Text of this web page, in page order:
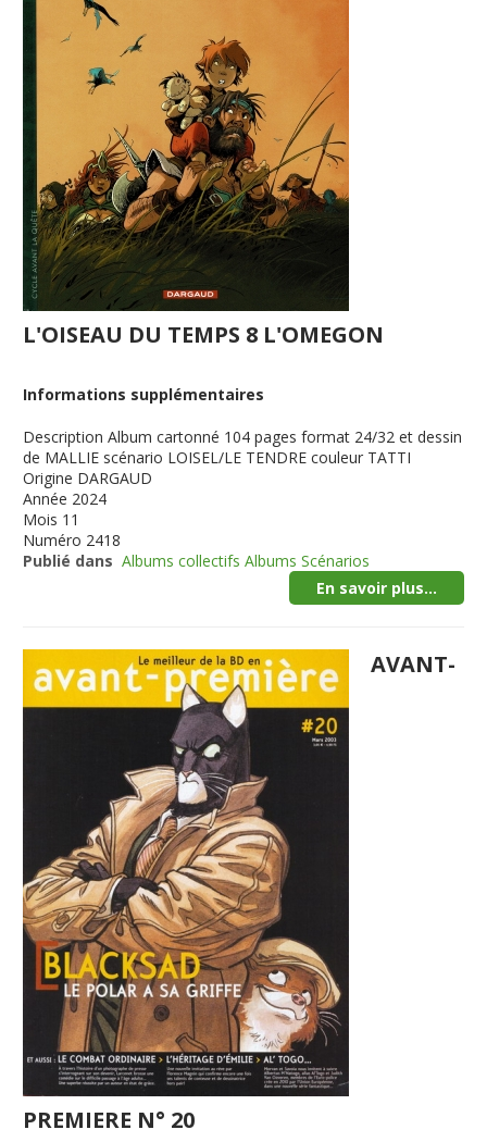
L'OISEAU DU TEMPS 8 L'OMEGON
Informations supplémentaires
Description Album cartonné 104 pages format 24/32 et dessin
de MALLIE scénario LOISEL/LE TENDRE couleur TATTI
Origine DARGAUD
Année 2024
Mois 11
Numéro 2418
Publié dans Albums collectifs Albums Scénarios
En savoir plus...
AVANT-
PREMIERE N° 20